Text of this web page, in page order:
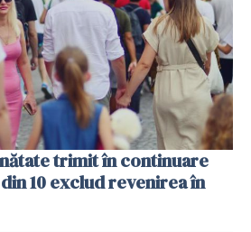
trimit în continuare
10 exclud revenirea în